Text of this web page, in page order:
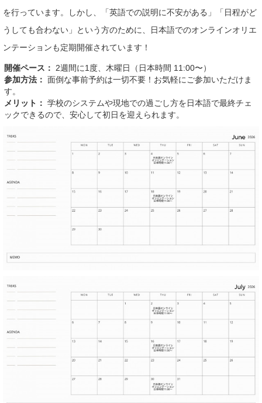
を行っています。しかし、「英語での説明に不安がある」「日程がど
うしても合わない」という方のために、日本語でのオンラインオリエ
ンテーションも定期開催されています！
開催ペース：
2週間に1度、木曜日（日本時間 11:00〜）
参加方法： 面倒な事前予約は一切不要！お気軽にご参加いただけま
す。
メリット： 学校のシステムや現地での過ごし方を日本語で最終チェ
ックできるので、安心して初日を迎えられます。